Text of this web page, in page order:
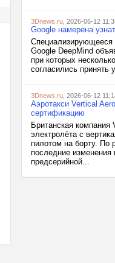
3Dnews.ru , 2026-06-12
Google намерена
Специализирующееся
Google DeepMind
при которых
согласились принять
3Dnews.ru , 2026-06-12
Аэротакси Vertical
сертификацию
Британская
электролёта с
пилотом на борту. По
последние изменения
предсерийной...